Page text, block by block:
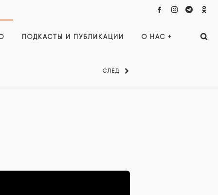
ПОДКАСТЫ И ПУБЛИКАЦИИ О НАС +
СЛЕД